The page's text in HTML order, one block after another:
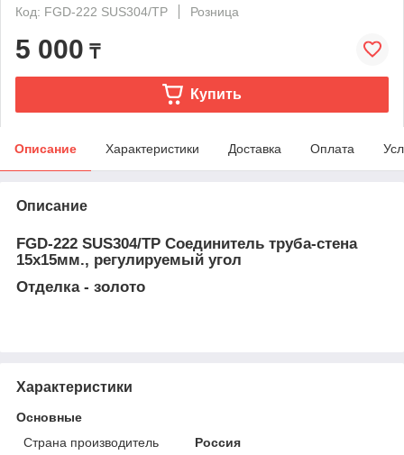
Код: FGD-222 SUS304/TP
Розница
5 000 ₸
Купить
Описание Характеристики Доставка Оплата
Описание
FGD-222 SUS304/TP Соединитель труба-стена
15х15мм., регулируемый угол
Отделка - золото
Характеристики
Основные
Страна производитель
Россия